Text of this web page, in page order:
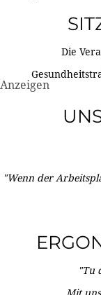
Die
Anzeigen
"Wenn der
"Tu